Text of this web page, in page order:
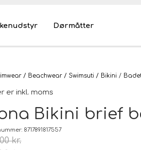
demo/udstilling - bliv
Tøj og Sko
Dørmåtter
/ Beachwear / Swimsuti / Bikini
er inkl. moms
Bikini brief
8717891817557
kr.